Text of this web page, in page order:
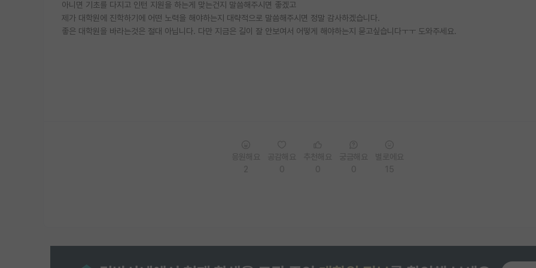
아니면 기초를 다지고 인턴 지원을 하는게 맞는건지 말씀해주시면 좋겠고
제가 대학원에 진학하기에 어떤 노력을 해야하는지 대략적으로 말씀해주시면 정말 감사하겠습니다.
좋은 대학원을 바라는것은 절대 아닙니다. 다만 지금은 길이 잘 안보여서 어떻게 해야하는지 묻고싶습니다ㅜㅜ 도와주세요.